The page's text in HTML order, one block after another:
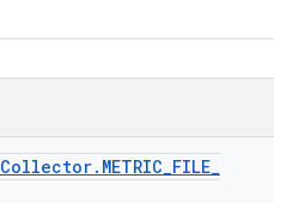
Collector. METRIC_FILE_